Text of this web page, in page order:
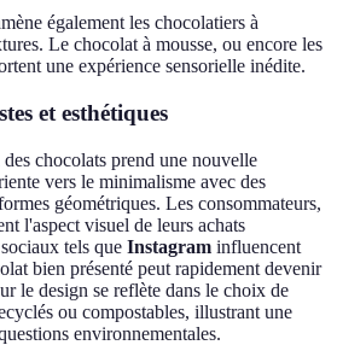
également les chocolatiers à
Le chocolat à mousse, ou encore les
une expérience sensorielle inédite.
et esthétiques
chocolats prend une nouvelle
vers le minimalisme avec des
géométriques. Les consommateurs,
l'aspect visuel de leurs achats
tels que Instagram influencent
bien présenté peut rapidement devenir
le design se reflète dans le choix de
ou compostables, illustrant une
environnementales.